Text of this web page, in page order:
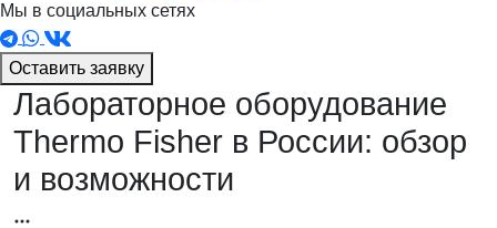
Мы в социальных сетях
Оставить заявку
Лабораторное оборудование
Thermo Fisher в России: обзор
и возможности